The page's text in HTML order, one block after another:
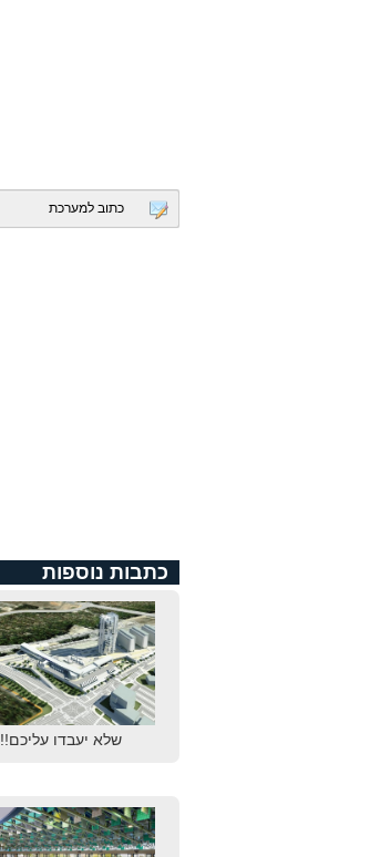
כתוב למערכת
כתבות נוספות
שלא יעבדו עליכם!!